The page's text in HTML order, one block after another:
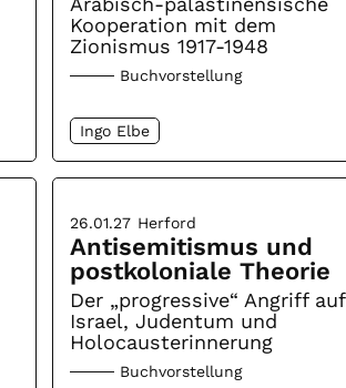
Kooperation mit dem
Zionismus 1917-1948
Buchvorstellung
Ingo Elbe
26.01.27 Herford
Antisemitismus und
postkoloniale Theorie
Der „progressive“ Angriff auf
Israel, Judentum und
Holocausterinnerung
Buchvorstellung